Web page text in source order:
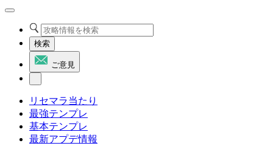
検索
ご意見
リセマラ当たり
最強テンプレ
基本テンプレ
最新アプデ情報